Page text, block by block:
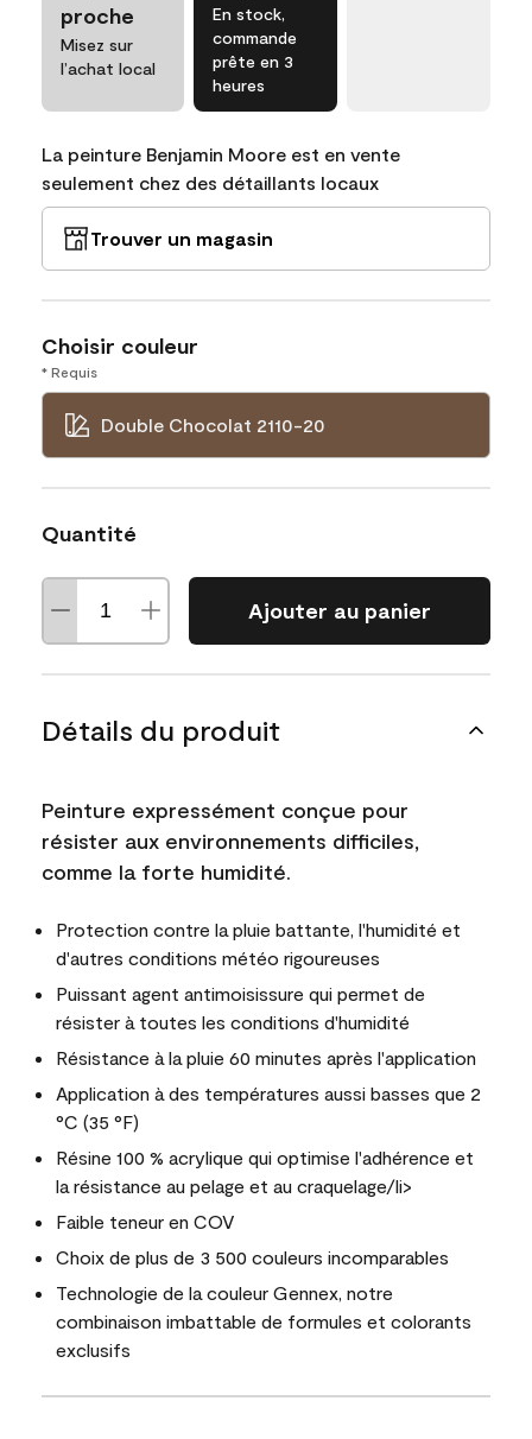
proche
Misez sur
l’achat local
En stock,
commande
prête en 3
heures
La peinture Benjamin Moore est en vente
seulement chez des détaillants locaux
Trouver un magasin
Choisir couleur
* Requis
Double Chocolat 2110-20
Quantité
Ajouter au panier
Détails du produit
Peinture expressément conçue pour
résister aux environnements difficiles,
comme la forte humidité.
Protection contre la pluie battante, l'humidité et
d'autres conditions météo rigoureuses
Puissant agent antimoisissure qui permet de
résister à toutes les conditions d'humidité
Résistance à la pluie 60 minutes après l'application
Application à des températures aussi basses que 2
°C (35 °F)
Résine 100 % acrylique qui optimise l'adhérence et
la résistance au pelage et au craquelage/li>
Faible teneur en COV
Choix de plus de 3 500 couleurs incomparables
Technologie de la couleur Gennex, notre
combinaison imbattable de formules et colorants
exclusifs